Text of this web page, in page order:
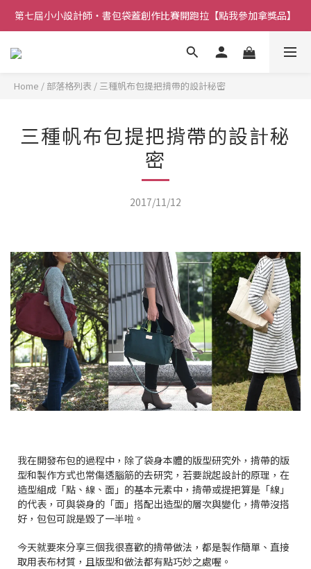
第七屆小小設計師・書包袋蓋創作比賽開跑拉【點我參加拿獎品】
Home / 部落格列表 / 三種帆布包提把揹帶的設計秘密
三種帆布包提把揹帶的設計秘
密
2017/11/12
我在開發布包的過程中，除了袋身本體的版型研究外，揹帶的版
型和製作方式也常傷透腦筋的去研究，若要說起設計的原理，在
造型組成「點、線、面」的基本元素中，揹帶或提把算是「線」
的代表，可與袋身的「面」搭配出造型的層次與變化，揹帶沒搭
好，包包可說是毀了一半啦。
今天就要來分享三個我很喜歡的揹帶做法，都是製作簡單、直接
取用表布材質，且版型和做法都有點巧妙之處喔。